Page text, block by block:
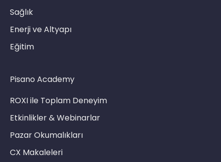
Sağlık
Enerji ve Altyapı
Eğitim
Pisano Academy
ROXI ile Toplam Deneyim
Etkinlikler & Webinarlar
Pazar Okumalıkları
CX Makaleleri